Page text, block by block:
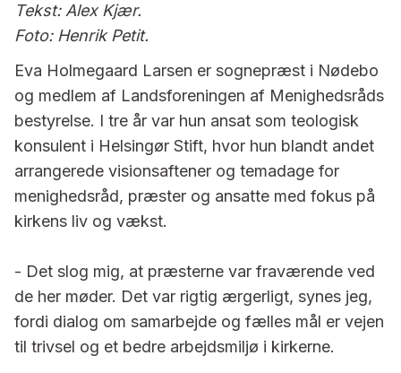
Tekst: Alex Kjær.
Foto: Henrik Petit.
Eva Holmegaard Larsen er sog­nepræst i Nødebo
og medlem af Landsforeningen af Menigheds­råds
bestyrelse. I tre år var hun ansat som teologisk
konsulent i Helsingør Stift, hvor hun blandt andet
arrange­rede visionsaftener og temadage for
menighedsråd, præster og ansatte med fokus på
kirkens liv og vækst.
- Det slog mig, at præsterne var fraværende ved
de her møder. Det var rigtig ærgerligt, synes jeg,
fordi dialog om samarbejde og fælles mål er vejen
til trivsel og et bedre arbejdsmiljø i kirkerne.